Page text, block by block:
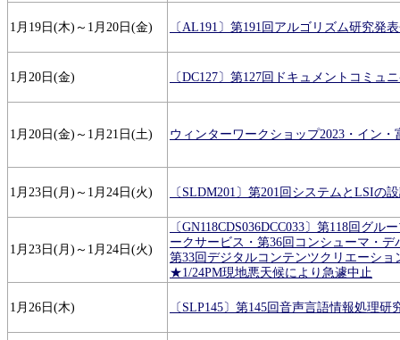
1月19日(木)～1月20日(金) 〔AL191〕第191回アルゴリズム研究発
1月20日(金) 〔DC127〕第127回ドキュメントコミュ
1月20日(金)～1月21日(土) ウィンターワークショップ2023・イン・
1月23日(月)～1月24日(火) 〔SLDM201〕第201回システムとLSIの
1月23日(月)～1月24日(火)
〔GN118CDS036DCC033〕第118回グル
ークサービス・第36回コンシューマ・デ
第33回デジタルコンテンツクリエーショ
★1/24PM現地悪天候により急遽中止
1月26日(木) 〔SLP145〕第145回音声言語情報処理研